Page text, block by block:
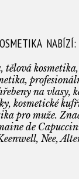
NABÍZÍ:
tělová
na vlasy,
kosmetické
pro muže.
de
Nee,